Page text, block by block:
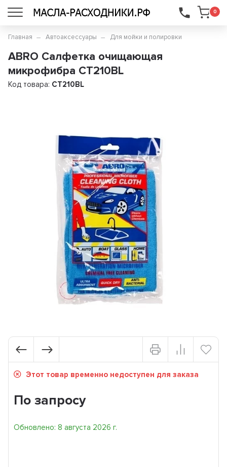
0
...
Главная Автоаксессуары Для мойки и полировки
ABRO Салфетка очищающая
микрофибра CT210BL
Код товара: CT210BL
Этот товар временно недоступен для заказа
По запросу
Обновлено: 8 августа 2026 г.